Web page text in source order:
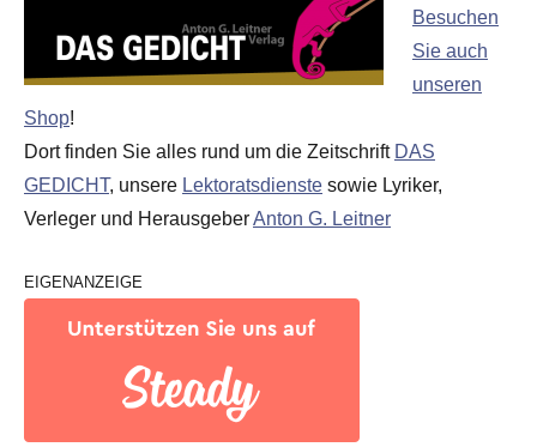
Besuchen
Sie auch
unseren
Shop!
Dort finden Sie alles rund um die Zeitschrift DAS
GEDICHT, unsere Lektoratsdienste sowie Lyriker,
Verleger und HerausgeberAnton G. Leitner
EIGENANZEIGE